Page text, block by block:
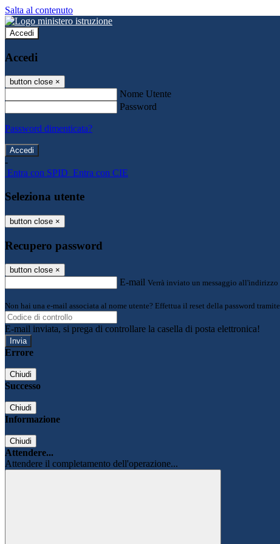
Salta al contenuto
Accedi
Accedi
button close ×
Nome Utente
Password
Password dimenticata?
-
Entra con SPID Entra con CIE
Seleziona utente
button close ×
Recupero password
button close ×
E-mail Verrà inviato un messaggio
Non hai una e-mail associata al nome utente? Effettua il reset della password
E-mail inviata, si prega di controllare la casella di posta elettronica!
Errore
Chiudi
Successo
Chiudi
Informazione
Chiudi
Attendere...
Attendere il completamento dell'operazione...